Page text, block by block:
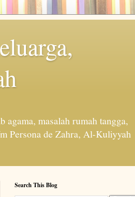
agama, masalah rumah tangga,
Persona de Zahra, Al-Kuliyyah
Search This Blog